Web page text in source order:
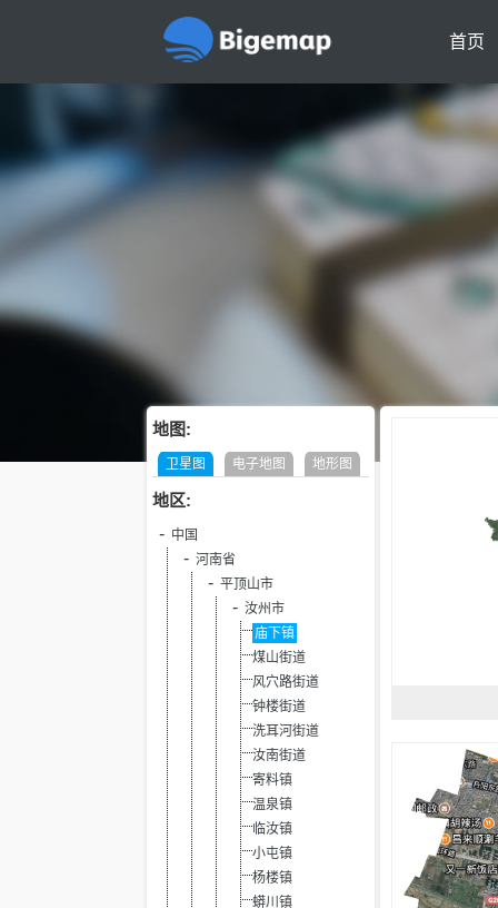
首页
地图:
卫星图 电子地图 地形图
地区:
中国
河南省
平顶山市
汝州市
庙下镇
煤山街道
风穴路街道
钟楼街道
洗耳河街道
汝南街道
寄料镇
温泉镇
临汝镇
小屯镇
杨楼镇
蟒川镇